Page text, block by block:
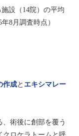
設（14院）の平均
8月調査時点）
作成と エキシマレー
術後に創部を覆う